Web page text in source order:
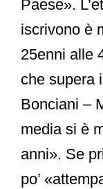
Paese».
iscrivono è
25enni alle
che supera
Bonciani –
media si è
anni». Se
po’